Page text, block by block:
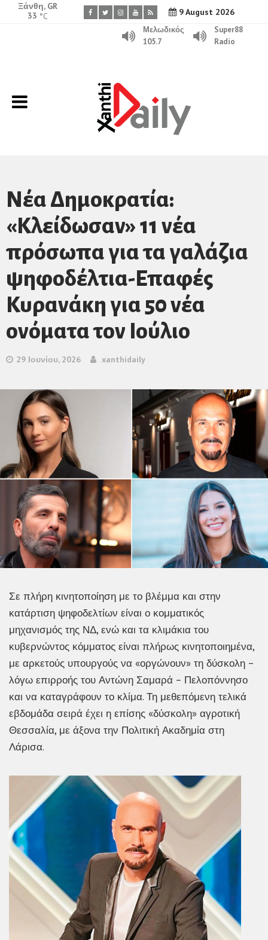
9 August 2026
Ξάνθη, GR
33 °C
Μελωδικός
105.7
Super88
Radio
Νέα Δημοκρατία:
«Κλείδωσαν» 11 νέα
πρόσωπα για τα γαλάζια
ψηφοδέλτια-Επαφές
Κυρανάκη για 50 νέα
ονόματα τον Ιούλιο
29 Ιουνίου, 2026 xanthidaily
Σε πλήρη κινητοποίηση με το βλέμμα και στην
κατάρτιση ψηφοδελτίων είναι ο κομματικός
μηχανισμός της ΝΔ, ενώ και τα κλιμάκια του
κυβερνώντος κόμματος είναι πλήρως κινητοποιημένα,
με αρκετούς υπουργούς να «οργώνουν» τη δύσκολη –
λόγω επιρροής του Αντώνη Σαμαρά – Πελοπόννησο
και να καταγράφουν το κλίμα. Τη μεθεπόμενη τελικά
εβδομάδα σειρά έχει η επίσης «δύσκολη» αγροτική
Θεσσαλία, με άξονα την Πολιτική Ακαδημία στη
Λάρισα.